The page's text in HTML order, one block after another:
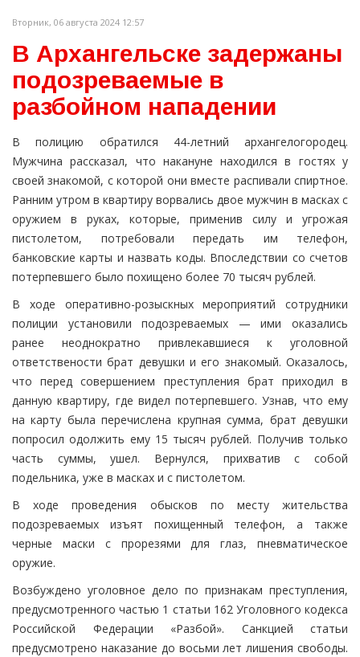
Вторник, 06 августа 2024 12:57
В Архангельске задержаны
подозреваемые в
разбойном нападении
В полицию обратился 44-летний архангелогородец.
Мужчина рассказал, что накануне находился в гостях у
своей знакомой, с которой они вместе распивали спиртное.
Ранним утром в квартиру ворвались двое мужчин в масках с
оружием в руках, которые, применив силу и угрожая
пистолетом, потребовали передать им телефон,
банковские карты и назвать коды. Впоследствии со счетов
потерпевшего было похищено более 70 тысяч рублей.
В ходе оперативно-розыскных мероприятий сотрудники
полиции установили подозреваемых — ими оказались
ранее неоднократно привлекавшиеся к уголовной
ответствености брат девушки и его знакомый. Оказалось,
что перед совершением преступления брат приходил в
данную квартиру, где видел потерпевшего. Узнав, что ему
на карту была перечислена крупная сумма, брат девушки
попросил одолжить ему 15 тысяч рублей. Получив только
часть суммы, ушел. Вернулся, прихватив с собой
подельника, уже в масках и с пистолетом.
В ходе проведения обысков по месту жительства
подозреваемых изъят похищенный телефон, а также
черные маски с прорезями для глаз, пневматическое
оружие.
Возбуждено уголовное дело по признакам преступления,
предусмотренного частью 1 статьи 162 Уголовного кодекса
Российской Федерации «Разбой». Санкцией статьи
предусмотрено наказание до восьми лет лишения свободы.